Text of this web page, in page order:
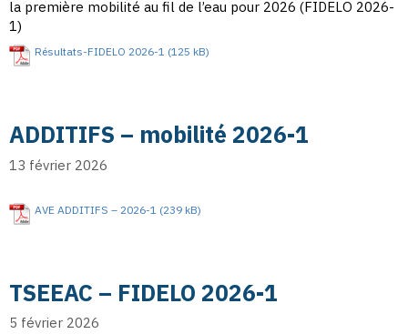
la première mobilité au fil de l’eau pour 2026 (FIDELO 2026-
1)
Résultats-FIDELO 2026-1
ADDITIFS – mobilité 2026-1
13 février 2026
AVE ADDITIFS – 2026-1
TSEEAC – FIDELO 2026-1
5 février 2026